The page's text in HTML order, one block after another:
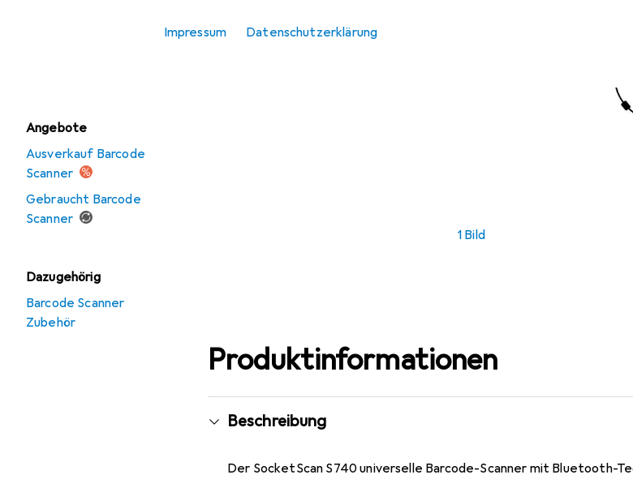
Impressum Datenschutzerklärung
Angebote
Ausverkauf Barcode
Scanner
Gebraucht Barcode
Scanner
Dazugehörig
Barcode Scanner
Zubehör
1 Bild
Produktinformationen
Beschreibung
Der SocketScan S740 universelle Barcode-Scanner mit Bluetooth-